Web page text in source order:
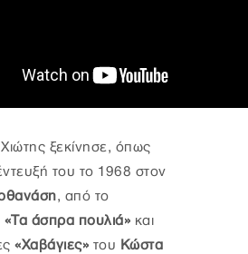
ξεκίνησε, όπως
του το 1968 στον
, από το
«Τα άσπρα πουλιά» και
«Χαβάγιες» του Κώστα